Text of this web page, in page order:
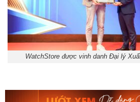
WatchStore được vinh danh Đại lý
Mua ngay